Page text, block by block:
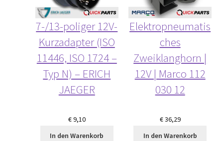
7-/13-poliger 12V-
Kurzadapter (ISO
11446, ISO 1724 –
Typ N) – ERICH
JAEGER
€9,10
In den Warenkorb
Elektropneumatis
ches
Zweiklanghorn |
12V | Marco 112
030 12
€36,29
In den Warenkorb